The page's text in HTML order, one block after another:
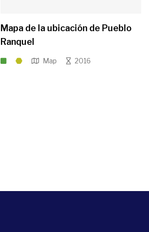
Mapa de la ubicación de Pueblo
Ranquel
Map 2016